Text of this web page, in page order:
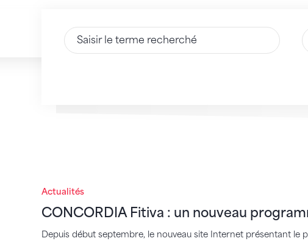
Saisir du texte
Actualités
CONCORDIA Fitiva : un nouveau
Depuis début septembre, le nouveau site Internet présentant
CONCORDIA Fitiva : un nouveau programme